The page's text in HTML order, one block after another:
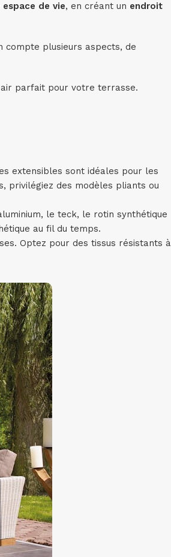
espace de vie, en créant un endroit
plusieurs aspects, de
parfait pour votre terrasse.
extensibles sont idéales pour les
privilégiez des modèles pliants ou
le teck, le rotin synthétique
au fil du temps.
Optez pour des tissus résistants à